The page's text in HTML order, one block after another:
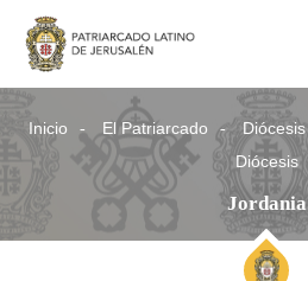
Inicio El Patriarcado Diócesis
Diócesis
Jordania